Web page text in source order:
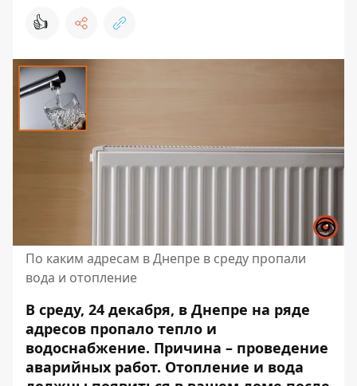
👍
По каким адресам в Днепре в среду пропали
вода и отопление
В среду, 24 декабря, в Днепре на ряде
адресов пропало тепло и
водоснабжение. Причина – проведение
аварийных работ. Отопление и вода